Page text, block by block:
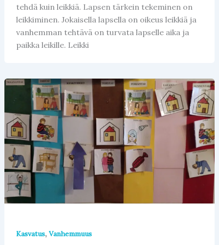
tehdä kuin leikkiä. Lapsen tärkein tekeminen on
leikkiminen. Jokaisella lapsella on oikeus leikkiä ja
vanhemman tehtävä on turvata lapselle aika ja
paikka leikille. Leikki
Kasvatus, Vanhemmuus